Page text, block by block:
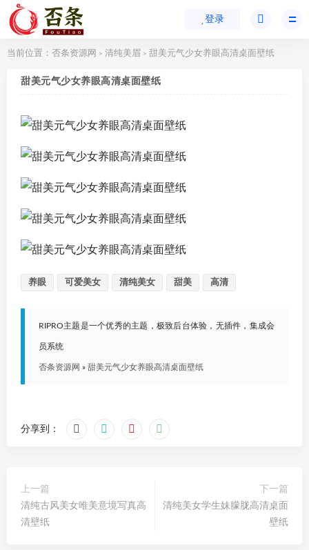
登录
当前位置： 否条资源网 > 清纯美眉 > 甜美元气少女养眼高清桌面壁纸
甜美元气少女养眼高清桌面壁纸
养眼 可爱美女 清纯美女 甜美 高清
RIPRO主题是一个优秀的主题，极致后台体验，无插件，集成会
员系统
否条资源网 » 甜美元气少女养眼高清桌面壁纸
分享到：
上一篇
清纯古风美女唯美意境写真高
清壁纸
下一篇
清纯美女学生妹朦胧高清桌面
壁纸